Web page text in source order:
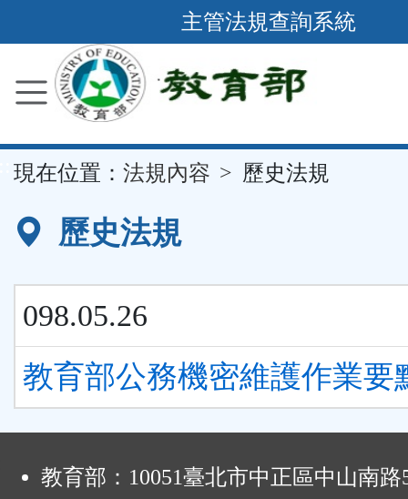
到
要
容
區
主管法規查詢系統
現在位置： 法規內容 歷史法規
歷史法規
098.05.26
教育部公務機密維護作業要
教育部：10051臺北市中正區中山南